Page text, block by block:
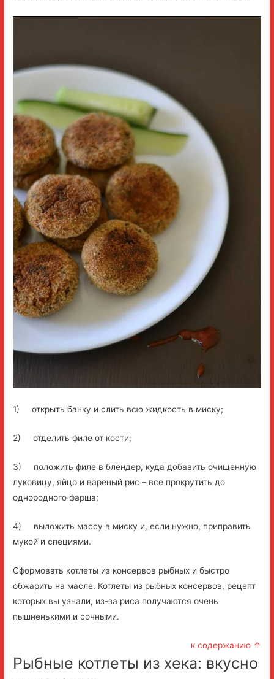
1) открыть банку и слить всю жидкость в миску;
2) отделить филе от кости;
3) положить филе в блендер, куда добавить очищенную
луковицу, яйцо и вареный рис – все прокрутить до
однородного фарша;
4) выложить массу в миску и, если нужно, приправить
мукой и специями.
Сформовать котлеты из консервов рыбных и быстро
обжарить на масле. Котлеты из рыбных консервов, рецепт
которых вы узнали, из-за риса получаются очень
пышненькими и сочными.
к содержанию ↑
Рыбные котлеты из хека: вкусно